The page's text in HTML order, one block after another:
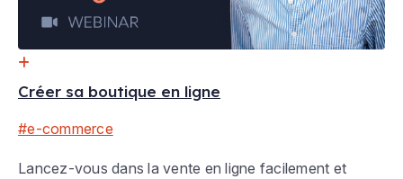
Créer sa boutique en ligne
#e-commerce
Lancez-vous dans la vente en ligne facilement et